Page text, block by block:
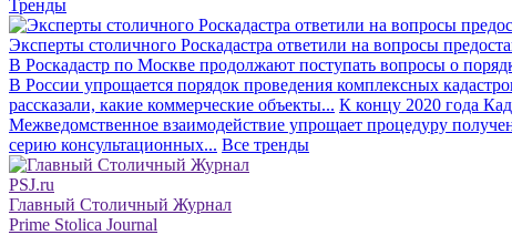
Тренды
Эксперты столичного Роскадастра ответили на вопросы
В Роскадастр по Москве продолжают поступать вопросы о
В России упрощается порядок проведения комплексных
рассказали, какие коммерческие объекты... К концу 2020 года
Межведомственное взаимодействие упрощает процедуру
серию консультационных... Все тренды
PSJ.ru
Главный Столичный Журнал
Prime Stolica Journal